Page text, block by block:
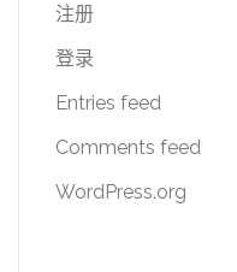
注册
登录
Entries feed
Comments feed
WordPress.org